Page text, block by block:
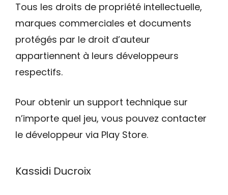
Tous les droits de propriété intellectuelle,
marques commerciales et documents
protégés par le droit d’auteur
appartiennent à leurs développeurs
respectifs.
Pour obtenir un support technique sur
n’importe quel jeu, vous pouvez contacter
le développeur via Play Store.
Kassidi Ducroix